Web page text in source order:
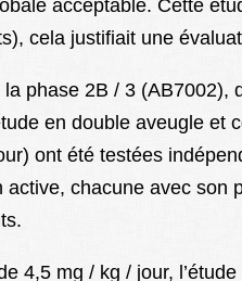
acceptable. Cette
cela justifiait une
la phase 2B / 3
en double aveugle et
ont été testées
active, chacune avec son
4,5 mg / kg / jour,